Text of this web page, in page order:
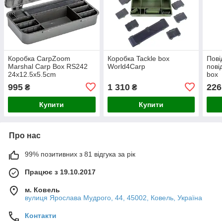
Коробка CarpZoom
Marshal Carp Box RS242
24х12.5х5.5cm
995 ₴
Купити
Коробка Tackle box
World4Carp
1 310₴
Купити
box
226
Про нас
99% позитивних з 81 відгука за рік
Працює з 19.10.2017
м. Ковель
вулиця Ярослава Мудрого, 44, 45002, Ковель, Україна
Контакти